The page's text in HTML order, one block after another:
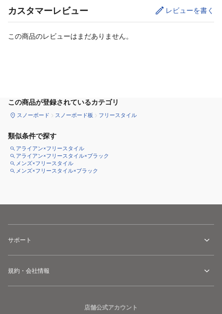
カスタマーレビュー レビューを書く
この商品のレビューはまだありません。
この商品が登録されているカテゴリ
スノーボード スノーボード板 フリースタイル
類似条件で探す
アライアン×フリースタイル
アライアン×フリースタイル×ブラック
メンズ×フリースタイル
メンズ×フリースタイル×ブラック
サポート
規約・会社情報
店舗公式アカウント